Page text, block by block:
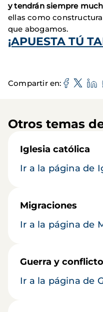
y tendrán siempre
ellas como
que abogamos.
¡APUESTA TÚ
Compartir en
Otros temas
Iglesia católica
Ir a la página de
Migraciones
Ir a la página de
Guerra y conflicto
Ir a la página de